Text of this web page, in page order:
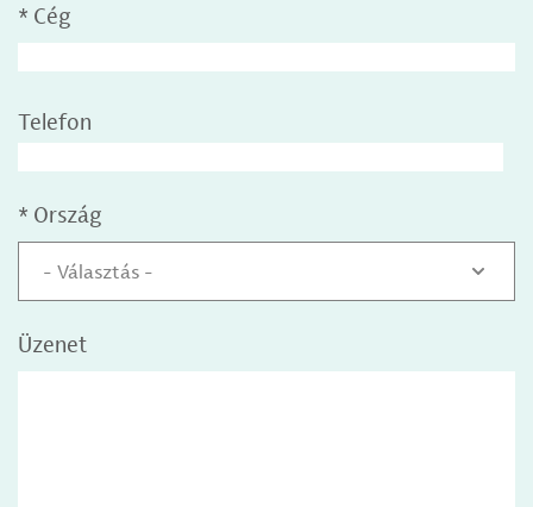
* Cég
Telefon
* Ország
- Választás -
Üzenet